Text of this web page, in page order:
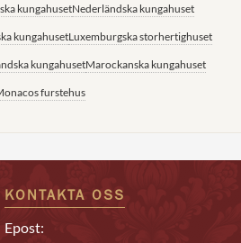
kungahusetNederländska kungahuset
kungahusetLuxemburgska storhertighuset
kungahusetMarockanska kungahuset
furstehus
KONTAKTA OSS
Epost: